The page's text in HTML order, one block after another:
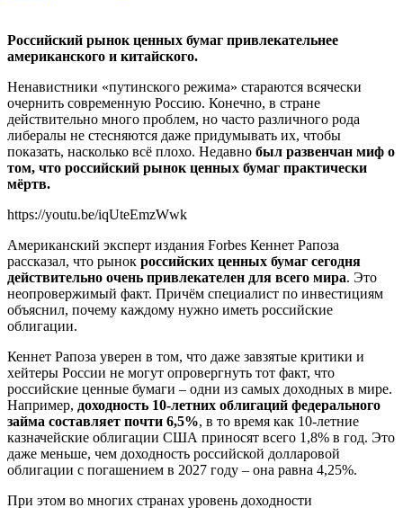
Российский рынок ценных бумаг привлекательнее
американского и китайского.
Ненавистники «путинского режима» стараются всячески
очернить современную Россию. Конечно, в стране
действительно много проблем, но часто различного рода
либералы не стесняются даже придумывать их, чтобы
показать, насколько всё плохо. Недавно был развенчан миф о
том, что российский рынок ценных бумаг практически
мёртв.
https://youtu.be/iqUteEmzWwk
Американский эксперт издания Forbes Кеннет Рапоза
рассказал, что рынок российских ценных бумаг сегодня
действительно очень привлекателен для всего мира. Это
неопровержимый факт. Причём специалист по инвестициям
объяснил, почему каждому нужно иметь российские
облигации.
Кеннет Рапоза уверен в том, что даже завзятые критики и
хейтеры России не могут опровергнуть тот факт, что
российские ценные бумаги – одни из самых доходных в мире.
Например, доходность 10-летних облигаций федерального
займа составляет почти 6,5%, в то время как 10-летние
казначейские облигации США приносят всего 1,8% в год. Это
даже меньше, чем доходность российской долларовой
облигации с погашением в 2027 году – она равна 4,25%.
При этом во многих странах уровень доходности